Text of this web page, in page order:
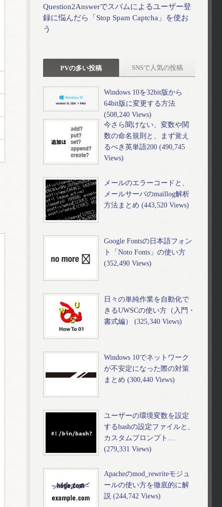
Question2Answerでスパムによるユーザー登
録に悩んだら「Stop Spam Captcha」を使お
う
PVの多い投稿 SNSで人気の投稿
Windows 10を32bit版から
64bit版に変更する方法
(508,240 Views)
今さら聞けない、変数や関
数の命名規則と、まず覚え
るべき英単語200 (490,745
Views)
メールのエラーコードと、
メールサーバのmaillog解析
方法まとめ (443,520 Views)
Google Fontsの日本語フォン
ト「Noto Fonts」の使い方
(352,490 Views)
日々の単純作業を自動化で
きるUWSCの使い方（入門・
書式編） (325,340 Views)
Windows 10でネットワーク
が不安定になった際の対策
まとめ (300,440 Views)
ユーザーの環境変数を設定
するbashの設定ファイルと、
カスタムプロンプト…
(279,331 Views)
Apacheのmod_rewriteモジュ
ールの使い方を徹底的に解
説 (244,742 Views)